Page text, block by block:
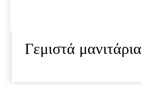
Γεμιστά